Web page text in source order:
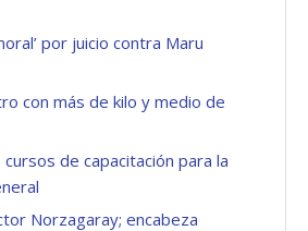
por juicio contra Maru
con más de kilo y medio de
de capacitación para la
Norzagaray; encabeza